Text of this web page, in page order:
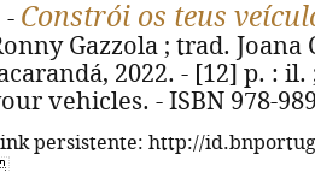
- Constrói os teus
Gazzola ; trad. Joana
2022. - [12] p. :
vehicles. - ISBN 978-
persistente: http://